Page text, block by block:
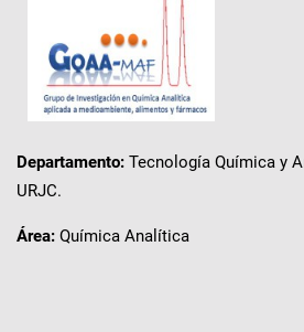
Departamento: Tecnología Química y
URJC.
Área: Química Analítica